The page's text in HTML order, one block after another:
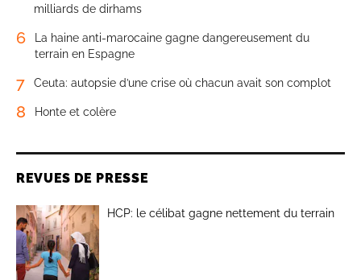
milliards de dirhams
6
La haine anti-marocaine gagne dangereusement du
terrain en Espagne
7 Ceuta: autopsie d’une crise où chacun avait son complot
8 Honte et colère
REVUES DE PRESSE
HCP: le célibat gagne nettement du terrain